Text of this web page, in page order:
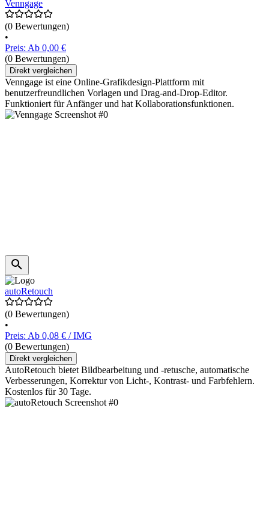
Venngage
(0 Bewertungen)
•
Preis: Ab 0,00 €
(0 Bewertungen)
Direkt vergleichen
Venngage ist eine Online-Grafikdesign-Plattform mit
benutzerfreundlichen Vorlagen und Drag-and-Drop-Editor.
Funktioniert für Anfänger und hat Kollaborationsfunktionen.
autoRetouch
(0 Bewertungen)
•
Preis: Ab 0,08 € / IMG
(0 Bewertungen)
Direkt vergleichen
AutoRetouch bietet Bildbearbeitung und -retusche, automatische
Verbesserungen, Korrektur von Licht-, Kontrast- und Farbfehlern.
Kostenlos für 30 Tage.